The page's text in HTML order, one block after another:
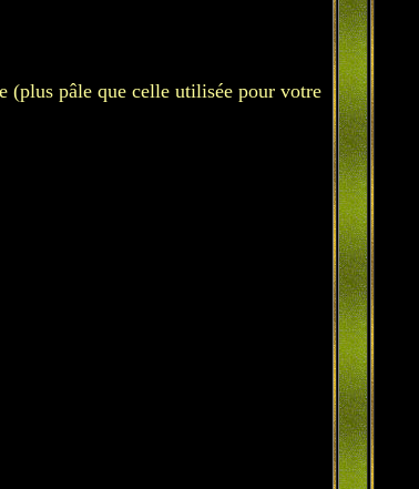
(plus pâle que celle utilisée pour votre